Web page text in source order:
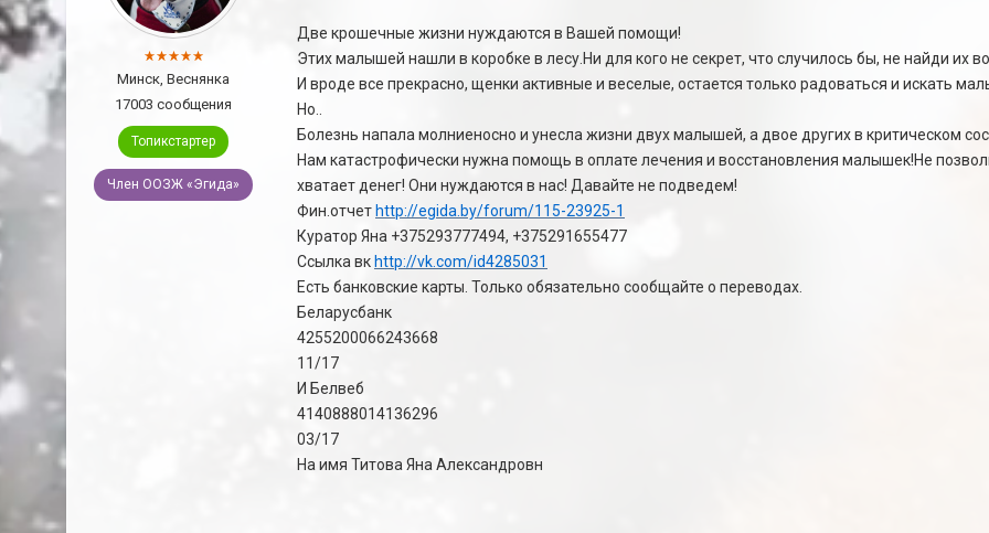
Минск, Веснянка
17003 сообщения
Топикстартер
Член ООЗЖ «Эгида»
Две крошечные жизни нуждаются в Вашей помощи!
Этих малышей нашли в коробке в лесу.Ни для кого не секрет, что случилось бы, не найди их
И вроде все прекрасно, щенки активные и веселые, остается только радоваться и искать
Но..
Болезнь напала молниеносно и унесла жизни двух малышей, а двое других в критическом
Нам катастрофически нужна помощь в оплате лечения и восстановления малышек!Не
хватает денег! Они нуждаются в нас! Давайте не подведем!
Фин.отчет http://egida.by/forum/115-23925-1
Куратор Яна +375293777494, +375291655477
Ссылка вк http://vk.com/id4285031
Есть банковские карты. Только обязательно сообщайте о переводах.
Беларусбанк
4255200066243668
11/17
И Белвеб
4140888014136296
03/17
На имя Титова Яна Александровн